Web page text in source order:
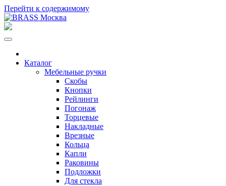
Перейти к содержимому
Каталог
Мебельные ручки
Скобы
Кнопки
Рейлинги
Погонаж
Торцевые
Накладные
Врезные
Кольца
Капли
Раковины
Подложки
Для стекла